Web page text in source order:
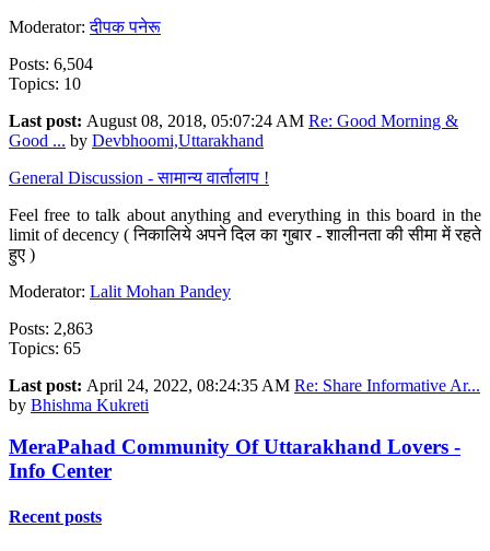
Moderator:दीपक पनेरू
Posts: 6,504
Topics: 10
Last post: August 08, 2018, 05:07:24 AM Re: Good Morning &
Good ... by Devbhoomi,Uttarakhand
General Discussion - सामान्य वार्तालाप !
Feel free to talk about anything and everything in this board in the
limit of decency ( निकालिये अपने दिल का गुबार - शालीनता की सीमा में रहते
हुए )
Moderator: Lalit Mohan Pandey
Posts: 2,863
Topics: 65
Last post: April 24, 2022, 08:24:35 AM Re: Share Informative Ar...
by Bhishma Kukreti
MeraPahad Community Of Uttarakhand Lovers -
Info Center
Recent posts